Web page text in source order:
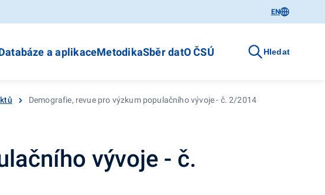
EN
a aplikaceMetodikaSběr datO ČSÚ Hledat
Demografie, revue pro výzkum populačního vývoje - č. 2/2014
vývoje - č.